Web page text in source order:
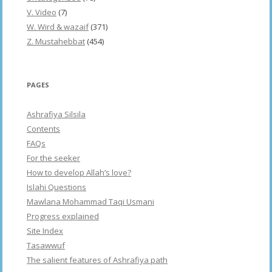
V. Video (7)
W. Wird & wazaif(371)
Z. Mustahebbat (454)
PAGES
Ashrafiya Silsila
Contents
FAQs
For the seeker
How to develop Allah’s love?
Islahi Questions
Mawlana Mohammad Taqi Usmani
Progress explained
Site Index
Tasawwuf
The salient features of Ashrafiya path